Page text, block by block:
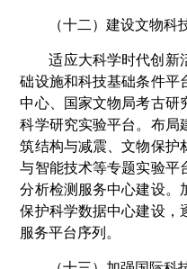
（十二）建设文物
适应大科学时代创新
础设施和科技基础条件平
中心、国家文物局考古研
科学研究实验平台。布局
筑结构与减震、文物保护
与智能技术等专题实验平
分析检测服务中心建设。
保护科学数据中心建设，
服务平台序列。